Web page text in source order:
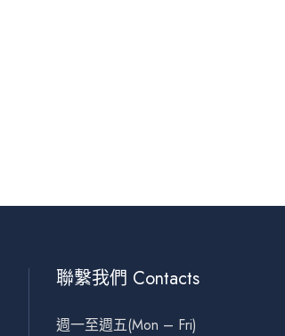
聯繫我們 Contacts
週一至週五(Mon – Fri)